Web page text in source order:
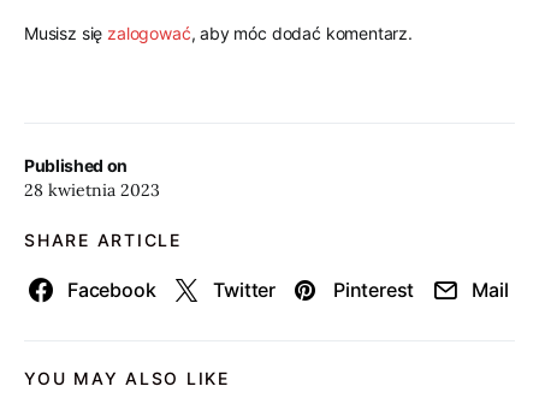
Published on
28 kwietnia 2023
SHARE ARTICLE
Facebook Twitter Pinterest Mail
Musisz się zalogować, aby móc dodać komentarz.
YOU MAY ALSO LIKE